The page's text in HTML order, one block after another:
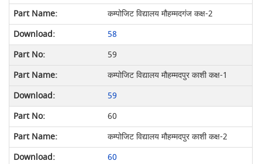
कम्पोजिट विद्यालय मौहम्मदगंज कक्ष-2
58
59
कम्पोजिट विद्यालय मौहम्मदपुर काशी कक्ष-1
59
60
कम्पोजिट विद्यालय मौहम्मदपुर काशी कक्ष-2
60